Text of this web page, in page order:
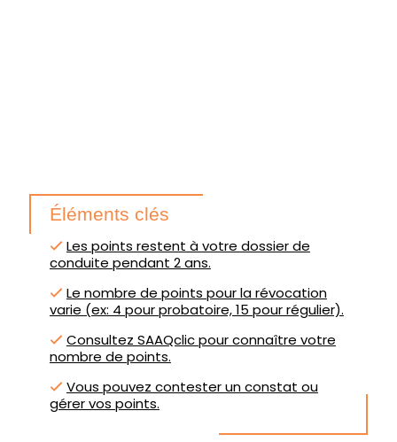
Éléments clés
Les points restent à votre dossier de
conduite pendant 2 ans.
Le nombre de points pour la révocation
varie (ex: 4 pour probatoire, 15 pour régulier).
Consultez SAAQclic pour connaître votre
nombre de points.
Vous pouvez contester un constat ou
gérer vos points.